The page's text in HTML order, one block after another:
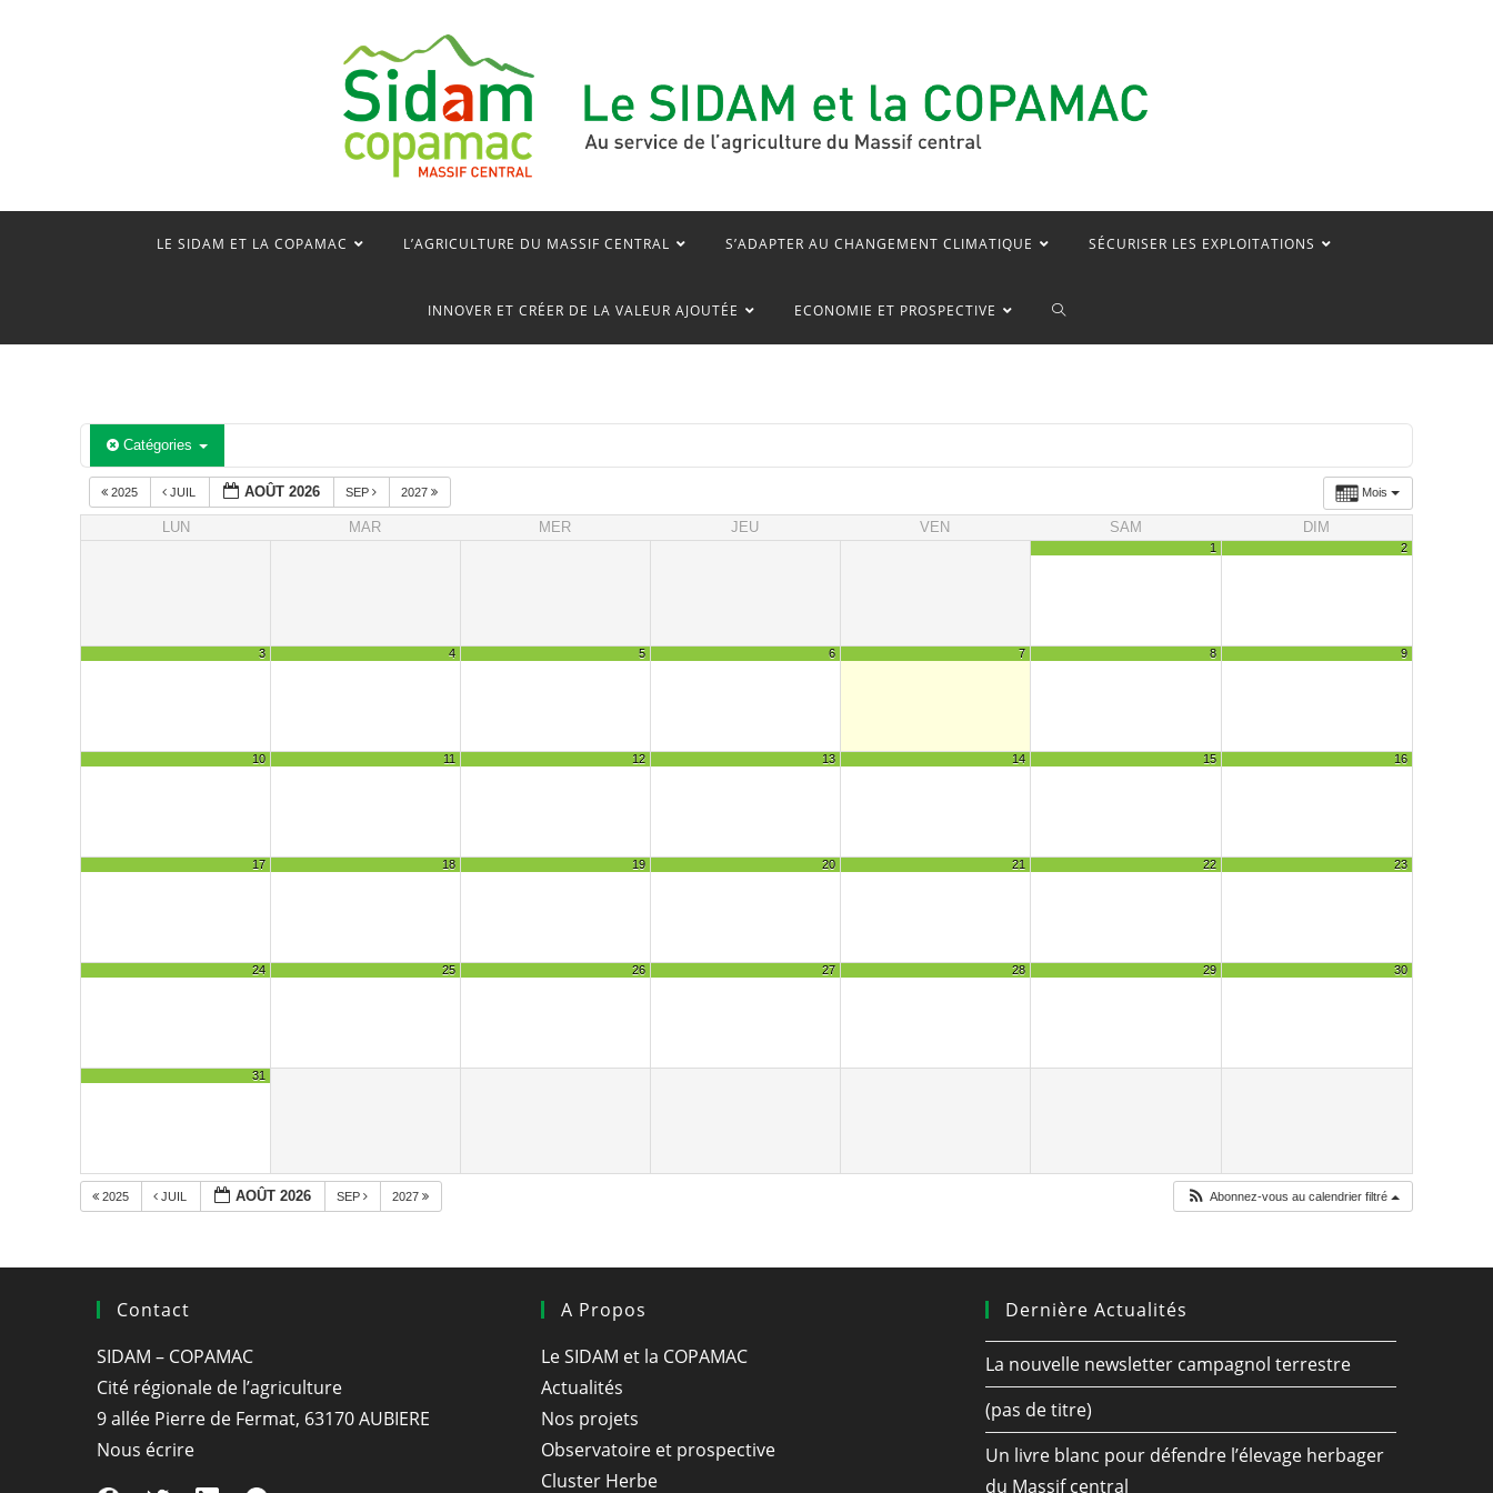
LE SIDAM ET LA COPAMAC L’AGRICULTURE DU MASSIF CENTRAL S’ADAPTER AU CHANGEMENT CLIMATIQUE SÉCURISER LES EXPLOITATIONS
INNOVER ET CRÉER DE LA VALEUR AJOUTÉE ECONOMIE ET PROSPECTIVE TOGGLE
Catégories
Mois
2025 JUIL AOÛT 2026 SEP 2027
LUN MAR MER JEU VEN SAM DIM
1 2
3 4 5 6 7 8 9
10 11 12 13 14 15 16
17 18 19 20 21 22 23
24 25 26 27 28 29 30
31
2025 JUIL AOÛT 2026 SEP 2027 Abonnez-vous au calendrier filtré
Contact
SIDAM – COPAMAC
Cité régionale de l’agriculture
9 allée Pierre de Fermat, 63170 AUBIERE
Nous écrire
A Propos
Le SIDAM et la COPAMAC
Actualités
Nos projets
Observatoire et prospective
Cluster Herbe
Dernière Actualités
La nouvelle newsletter campagnol terrestre
(pas de titre)
Un livre blanc pour défendre l’élevage herbager
du Massif central